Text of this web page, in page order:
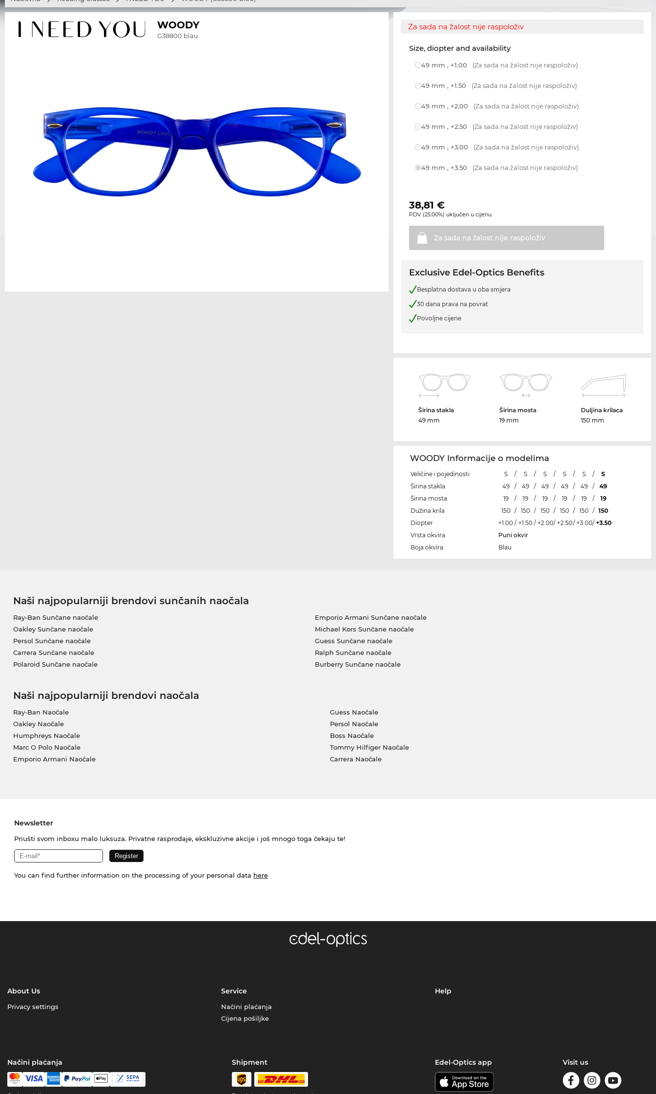
WOODY
G38800 blau
Za sada na žalost nije raspoloživ
Size, diopter and availability
49 mm , +1.00 (Za sada na žalost nije raspoloživ)
49 mm , +1.50 (Za sada na žalost nije raspoloživ)
49 mm , +2.00 (Za sada na žalost nije raspoloživ)
49 mm , +2.50 (Za sada na žalost nije raspoloživ)
49 mm , +3.00 (Za sada na žalost nije raspoloživ)
49 mm , +3.50 (Za sada na žalost nije raspoloživ)
38,81 €
PDV (25.00%) uključen u cijenu.
Za sada na žalost nije raspoloživ
Exclusive Edel-Optics Benefits
Besplatna dostava u oba smjera
30 dana prava na povrat
Povoljne cijene
Širina stakla
49 mm
Širina mosta
19 mm
Duljina krilaca
150 mm
WOODY Informacije o modelima
Veličine i pojedinosti S / S / S / S / S /
S
Širina stakla
49 / 49 / 49 / 49 / 49 /
49
Širina mosta
19 / 19 / 19 / 19 / 19 /
19
Dužina krila
150 / 150 / 150 / 150 / 150 / 150
Diopter
+1.00 / +1.50 / +2.00/ +2.50/ +3.00/ +3.50
Vrsta okvira
Puni okvir
Boja okvira
Blau
Naši najpopularniji brendovi sunčanih naočala
Ray-Ban Sunčane naočale
Oakley Sunčane naočale
Persol Sunčane naočale
Carrera Sunčane naočale
Polaroid Sunčane naočale
Emporio Armani Sunčane naočale
Michael Kors Sunčane naočale
Guess Sunčane naočale
Ralph Sunčane naočale
Burberry Sunčane naočale
Naši najpopularniji brendovi naočala
Ray-Ban Naočale
Oakley Naočale
Humphreys Naočale
Marc O Polo Naočale
Emporio Armani Naočale
Guess Naočale
Persol Naočale
Boss Naočale
Tommy Hilfiger Naočale
Carrera Naočale
Newsletter
Priušti svom inboxu malo luksuza. Privatne rasprodaje, ekskluzivne akcije i još mnogo toga čekaju te!
You can find further information on the processing of your personal data here
About Us
Privacy settings
Service
Načini plaćanja
Cijena pošiljke
Help
Načini plaćanja Shipment Edel-Optics app Visit us